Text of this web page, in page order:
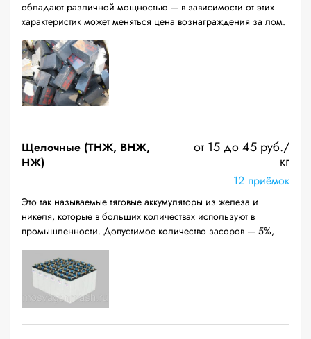
обладают различной мощностью — в зависимости от этих
характеристик может меняться цена вознаграждения за лом.
Щелочные (ТНЖ, ВНЖ,
НЖ)
от 15 до 45 руб./
кг
12 приёмок
Это так называемые тяговые аккумуляторы из железа и
никеля, которые в больших количествах используют в
промышленности. Допустимое количество засоров — 5%,